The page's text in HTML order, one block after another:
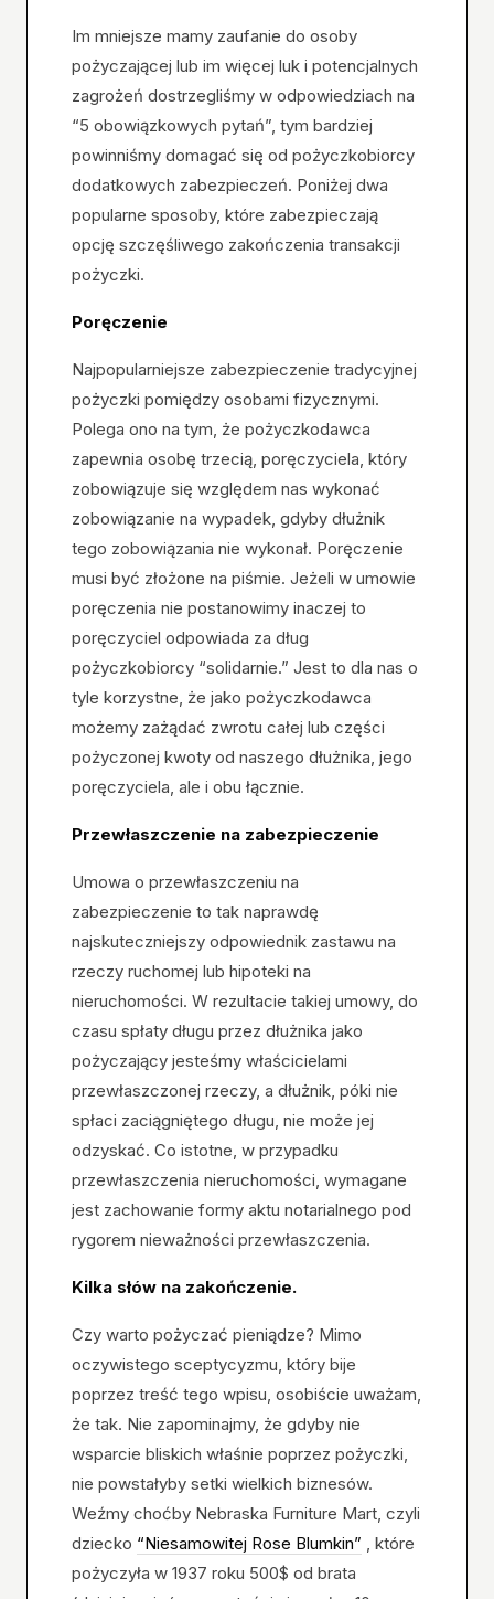
Im mniejsze mamy zaufanie do osoby
pożyczającej lub im więcej luk i potencjalnych
zagrożeń dostrzegliśmy w odpowiedziach na
“5 obowiązkowych pytań”, tym bardziej
powinniśmy domagać się od pożyczkobiorcy
dodatkowych zabezpieczeń. Poniżej dwa
popularne sposoby, które zabezpieczają
opcję szczęśliwego zakończenia transakcji
pożyczki.
Poręczenie
Najpopularniejsze zabezpieczenie tradycyjnej
pożyczki pomiędzy osobami fizycznymi.
Polega ono na tym, że pożyczkodawca
zapewnia osobę trzecią, poręczyciela, który
zobowiązuje się względem nas wykonać
zobowiązanie na wypadek, gdyby dłużnik
tego zobowiązania nie wykonał. Poręczenie
musi być złożone na piśmie. Jeżeli w umowie
poręczenia nie postanowimy inaczej to
poręczyciel odpowiada za dług
pożyczkobiorcy “solidarnie.” Jest to dla nas o
tyle korzystne, że jako pożyczkodawca
możemy zażądać zwrotu całej lub części
pożyczonej kwoty od naszego dłużnika, jego
poręczyciela, ale i obu łącznie.
Przewłaszczenie na zabezpieczenie
Umowa o przewłaszczeniu na
zabezpieczenie to tak naprawdę
najskuteczniejszy odpowiednik zastawu na
rzeczy ruchomej lub hipoteki na
nieruchomości. W rezultacie takiej umowy, do
czasu spłaty długu przez dłużnika jako
pożyczający jesteśmy właścicielami
przewłaszczonej rzeczy, a dłużnik, póki nie
spłaci zaciągniętego długu, nie może jej
odzyskać. Co istotne, w przypadku
przewłaszczenia nieruchomości, wymagane
jest zachowanie formy aktu notarialnego pod
rygorem nieważności przewłaszczenia.
Kilka słów na zakończenie.
Czy warto pożyczać pieniądze? Mimo
oczywistego sceptycyzmu, który bije
poprzez treść tego wpisu, osobiście uważam,
że tak. Nie zapominajmy, że gdyby nie
wsparcie bliskich właśnie poprzez pożyczki,
nie powstałyby setki wielkich biznesów.
Weźmy choćby Nebraska Furniture Mart, czyli
dziecko “Niesamowitej Rose Blumkin” , które
pożyczyła w 1937 roku 500$ od brata